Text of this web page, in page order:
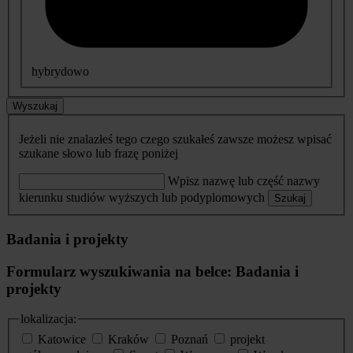
hybrydowo
Wyszukaj
Jeżeli nie znalazłeś tego czego szukałeś zawsze możesz wpisać
szukane słowo lub frazę poniżej
Wpisz nazwę lub część nazwy
kierunku studiów wyższych lub podyplomowych
Szukaj
Badania i projekty
Formularz wyszukiwania na belce: Badania i
projekty
lokalizacja:
Katowice
Kraków Poznań
projekt